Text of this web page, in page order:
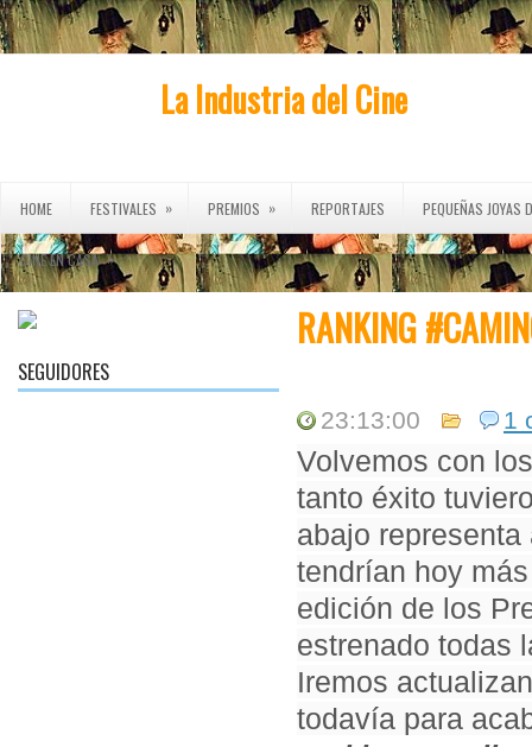
La Industria del Cine
HOME FESTIVALES » PREMIOS » REPORTAJES PEQUEÑAS JOYAS
CINE EN CASA »
SEGUIDORES
RANKING
23:13:00 1
Volvemos con
tanto éxito
abajo
tendrían hoy
edición de los
estrenado todas
Iremos
todavía para